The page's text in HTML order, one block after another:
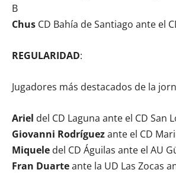
B
Chus CD Bahía de Santiago ante el
REGULARIDAD:
Jugadores más destacados de la
Ariel del CD Laguna ante el CD San
Giovanni Rodríguezante el CD
Miquele del CD Águilas ante el AU
Fran Duarteante la UD Las Zocas